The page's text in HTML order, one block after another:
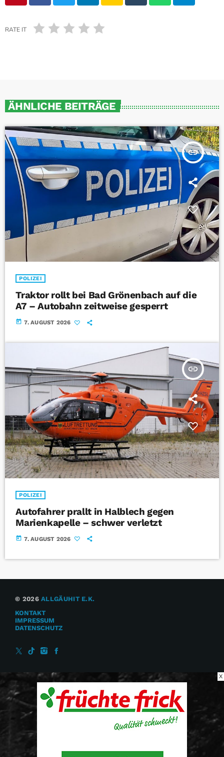
RATE IT
ÄHNLICHE BEITRÄGE
insert_link
POLIZEI
Traktor rollt bei Bad Grönenbach auf die
A7 – Autobahn zeitweise gesperrt
today 7. AUGUST 2026
insert_link
POLIZEI
Autofahrer prallt in Halblech gegen
Marienkapelle – schwer verletzt
today 7. AUGUST 2026
© 2026ALLGÄUHIT E.K.
KONTAKT
IMPRESSUM
DATENSCHUTZ
X